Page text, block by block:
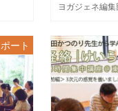
ヨガジェネ編集
ート